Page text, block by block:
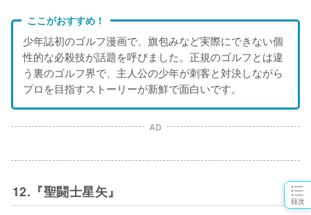
目次
ここがおすすめ！
少年誌初のゴルフ漫画で、旗包みなど実際にできない個
性的な必殺技が話題を呼びました。正規のゴルフとは違
う裏のゴルフ界で、主人公の少年が刺客と対決しながら
プロを目指すストーリーが新鮮で面白いです。
AD
12.『聖闘士星矢』